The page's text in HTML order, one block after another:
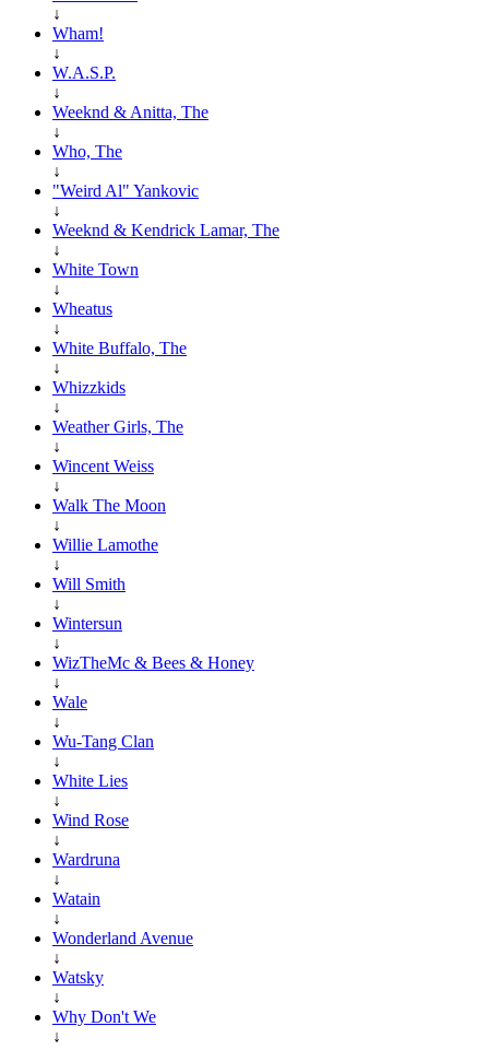
↓
Wham!
↓
W.A.S.P.
↓
Weeknd & Anitta, The
↓
Who, The
↓
"Weird Al" Yankovic
↓
Weeknd & Kendrick Lamar, The
↓
White Town
↓
Wheatus
↓
White Buffalo, The
↓
Whizzkids
↓
Weather Girls, The
↓
Wincent Weiss
↓
Walk The Moon
↓
Willie Lamothe
↓
Will Smith
↓
Wintersun
↓
WizTheMc & Bees & Honey
↓
Wale
↓
Wu-Tang Clan
↓
White Lies
↓
Wind Rose
↓
Wardruna
↓
Watain
↓
Wonderland Avenue
↓
Watsky
↓
Why Don't We
↓